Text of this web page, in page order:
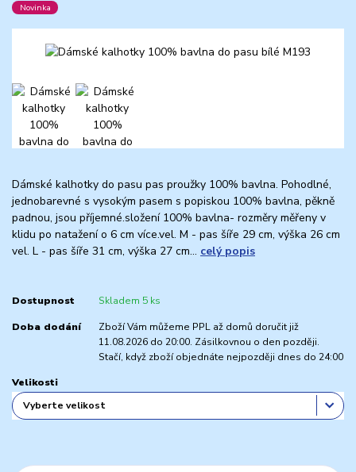
Novinka
Dámské kalhotky do pasu pas proužky 100% bavlna. Pohodlné,
jednobarevné s vysokým pasem s popiskou 100% bavlna, pěkně
padnou, jsou příjemné.složení 100% bavlna- rozměry měřeny v
klidu po natažení o 6 cm více.vel. M - pas šíře 29 cm, výška 26 cm
vel. L - pas šíře 31 cm, výška 27 cm... celý popis
Dostupnost Skladem 5 ks
Doba dodání
Zboží Vám můžeme PPL až domů doručit již
11.08.2026 do 20:00. Zásilkovnou o den později.
Stačí, když zboží objednáte nejpozději dnes do 24:00
Velikosti